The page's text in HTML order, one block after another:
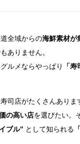
全域からの海鮮素材が
ありません。
ルメならやっぱり
「寿
司店がたくさんありま
の高い店を選びたい。
ブル” として知られる